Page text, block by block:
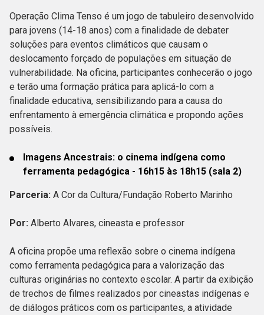
Operação Clima Tenso é um jogo de tabuleiro desenvolvido
para jovens (14-18 anos) com a finalidade de debater
soluções para eventos climáticos que causam o
deslocamento forçado de populações em situação de
vulnerabilidade. Na oficina, participantes conhecerão o jogo
e terão uma formação prática para aplicá-lo com a
finalidade educativa, sensibilizando para a causa do
enfrentamento à emergência climática e propondo ações
possíveis.
Imagens Ancestrais: o cinema indígena como
ferramenta pedagógica - 16h15 às 18h15 (sala 2)
Parceria: A Cor da Cultura/Fundação Roberto Marinho
Por: Alberto Alvares, cineasta e professor
A oficina propõe uma reflexão sobre o cinema indígena
como ferramenta pedagógica para a valorização das
culturas originárias no contexto escolar. A partir da exibição
de trechos de filmes realizados por cineastas indígenas e
de diálogos práticos com os participantes, a atividade